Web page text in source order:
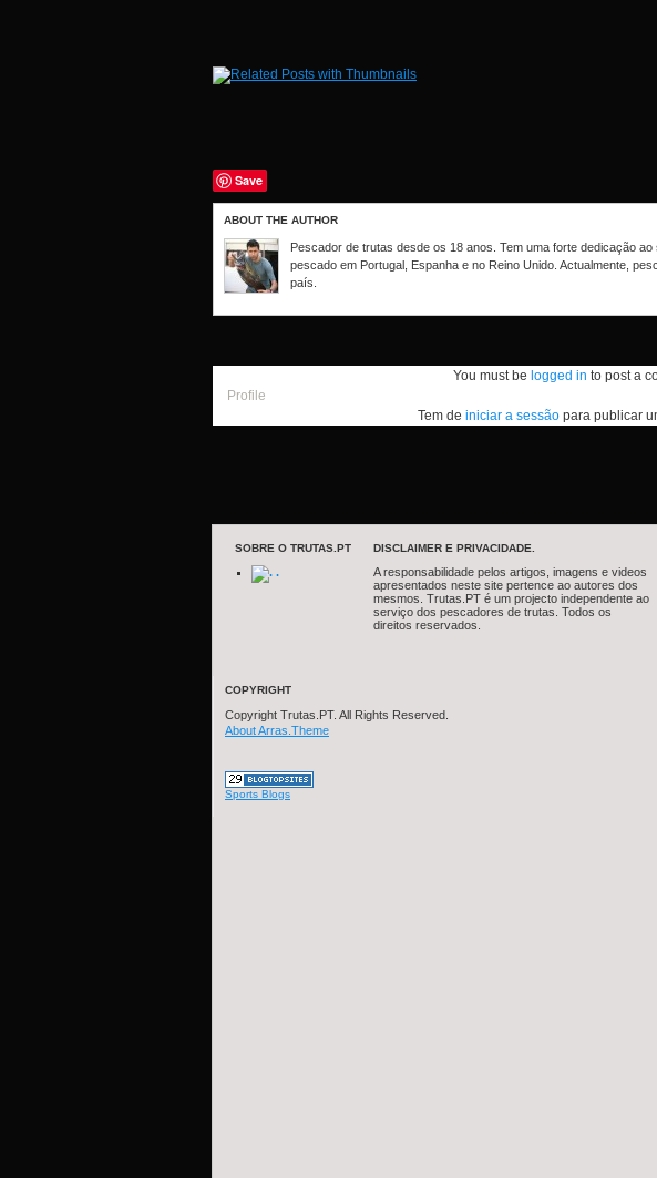
Save
ABOUT THE AUTHOR
Pescador de trutas desde os 18 anos. Tem uma forte dedicação
pescado em Portugal, Espanha e no Reino Unido. Actualmente,
país.
You must be logged in to post a
Profile
Tem de iniciar a sessão para publicar
SOBRE O TRUTAS.PT
.
DISCLAIMER E PRIVACIDADE.
A responsabilidade pelos artigos, imagens e videos
apresentados neste site pertence ao autores dos
mesmos. Trutas.PT é um projecto independente ao
serviço dos pescadores de trutas. Todos os
direitos reservados.
COPYRIGHT
Copyright Trutas.PT. All Rights Reserved.
About Arras.Theme
Sports Blogs